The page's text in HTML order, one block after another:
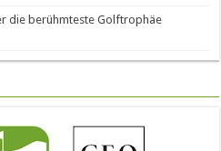
die berühmteste Golftrophäe